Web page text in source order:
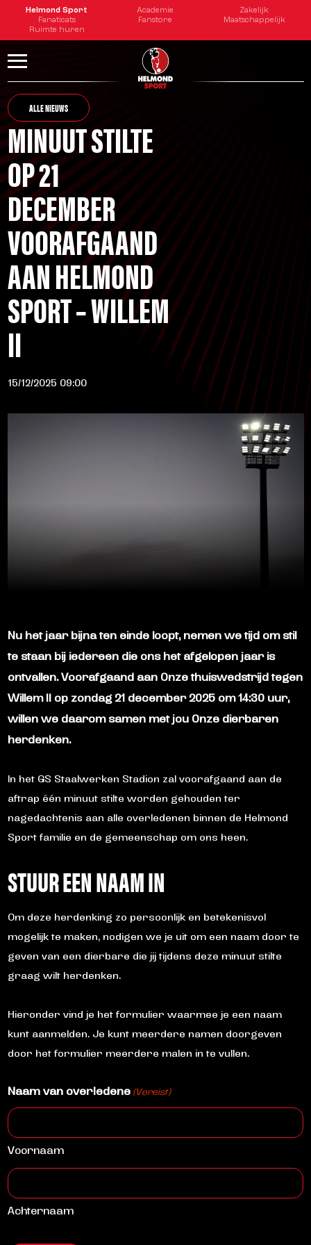
Helmond Sport Academie
Zakelijk
Fanaticats
Fanstore
Maatschappelijk
Ruimte huren
ALLE NIEUWS
MINUUT STILTE
OP 21
DECEMBER
VOORAFGAAND
AAN HELMOND
SPORT – WILLEM
II
15/12/2025 09:00
Nu het jaar bijna ten einde loopt, nemen we tijd om stil
te staan bij iedereen die ons het afgelopen jaar is
ontvallen. Voorafgaand aan Onze thuiswedstrijd tegen
Willem II op zondag 21 december 2025 om 14:30 uur,
willen we daarom samen met jou Onze dierbaren
herdenken.
In het GS Staalwerken Stadion zal voorafgaand aan de
aftrap één minuut stilte worden gehouden ter
nagedachtenis aan alle overledenen binnen de Helmond
Sport familie en de gemeenschap om ons heen.
STUUR EEN NAAM IN
Om deze herdenking zo persoonlijk en betekenisvol
mogelijk te maken, nodigen we je uit om een naam door te
geven van een dierbare die jij tijdens deze minuut stilte
graag wilt herdenken.
Hieronder vind je het formulier waarmee je een naam
kunt aanmelden. Je kunt meerdere namen doorgeven
door het formulier meerdere malen in te vullen.
Naam van overledene (Vereist)
Voornaam
Achternaam